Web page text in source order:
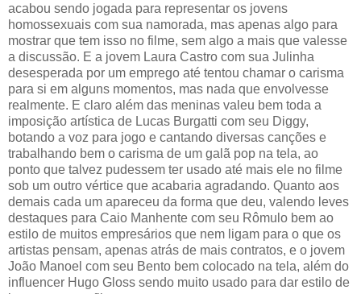
acabou sendo jogada para representar os jovens
homossexuais com sua namorada, mas apenas algo para
mostrar que tem isso no filme, sem algo a mais que valesse
a discussão. E a jovem Laura Castro com sua Julinha
desesperada por um emprego até tentou chamar o carisma
para si em alguns momentos, mas nada que envolvesse
realmente. E claro além das meninas valeu bem toda a
imposição artística de Lucas Burgatti com seu Diggy,
botando a voz para jogo e cantando diversas canções e
trabalhando bem o carisma de um galã pop na tela, ao
ponto que talvez pudessem ter usado até mais ele no filme
sob um outro vértice que acabaria agradando. Quanto aos
demais cada um apareceu da forma que deu, valendo leves
destaques para Caio Manhente com seu Rômulo bem ao
estilo de muitos empresários que nem ligam para o que os
artistas pensam, apenas atrás de mais contratos, e o jovem
João Manoel com seu Bento bem colocado na tela, além do
influencer Hugo Gloss sendo muito usado para dar estilo de